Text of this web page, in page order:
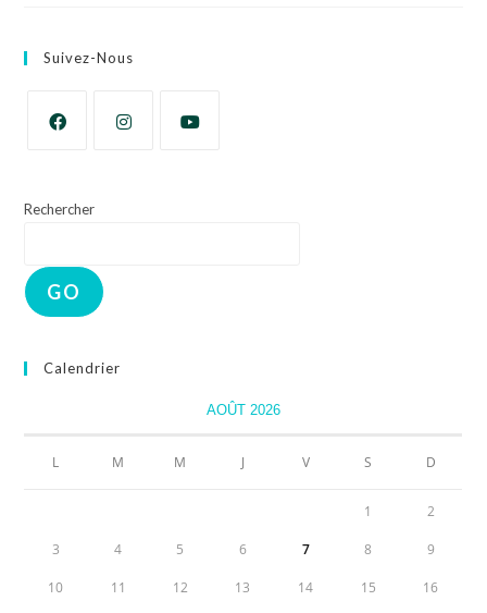
Suivez-Nous
Rechercher
GO
Calendrier
AOÛT 2026
L M M J V S D
1 2
3 4 5 6 7 8 9
10 11 12 13 14 15 16